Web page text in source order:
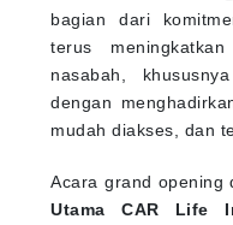
bagian dari
terus
nasabah,
dengan
mudah diakses, dan
Acara grand opening
Utama CAR Life